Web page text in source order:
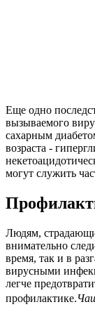
Еще одно
вызываемого
сахарным
возраста -
могут служить
Людям,
внимательно
время, так и в
вирусными
легче
профилактике.